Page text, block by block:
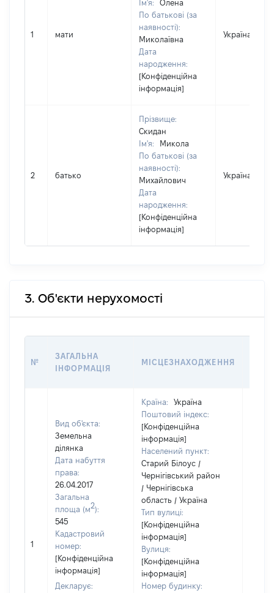
1 мати
Ім'я:
Олена
По батькові (за
наявності):
Миколаївна
Дата
народження:
[Конфіденційна
інформація]
Україна
2 батько
Прізвище:
Скидан
Ім'я:
Микола
По батькові (за
наявності):
Михайлович
Дата
народження:
[Конфіденційна
інформація]
Україна
3. Об'єкти нерухомості
№
ЗАГАЛЬНА
ІНФОРМАЦІЯ
МІСЦЕЗНАХОДЖЕННЯ
1
Вид об'єкта:
Земельна
ділянка
Дата набуття
права:
26.04.2017
Загальна
площа (м2):
545
Кадастровий
номер:
[Конфіденційна
інформація]
Декларує:
Країна:
Україна
Поштовий індекс:
[Конфіденційна
інформація]
Населений пункт:
Старий Білоус /
Чернігівський район
/ Чернігівська
область / Україна
Тип вулиці:
[Конфіденційна
інформація]
Вулиця:
[Конфіденційна
інформація]
Номер будинку: